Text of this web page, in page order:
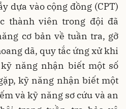
dựa vào cộng đồng (CPT)
thành viên trong đội đã
cơ bản về tuần tra, gỡ
dã, quy tắc ứng xử khi
năng nhận biết một số
kỹ năng nhận biết một
và kỹ năng sơ cứu và an